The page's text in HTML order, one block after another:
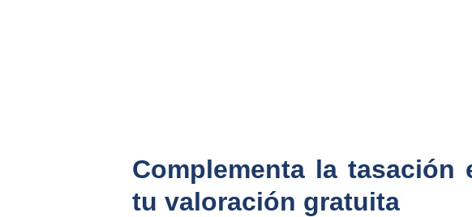
Complementa la tasación
tu valoración gratuita